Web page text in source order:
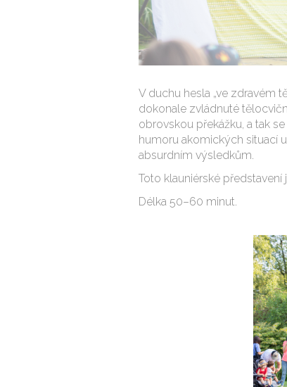
V duchu hesla „ve zdravém
dokonale zvládnuté
obrovskou překážku, a tak
humoru akomických situací
absurdním výsledkům.
Toto klauniérské
Délka 50–60 minut.